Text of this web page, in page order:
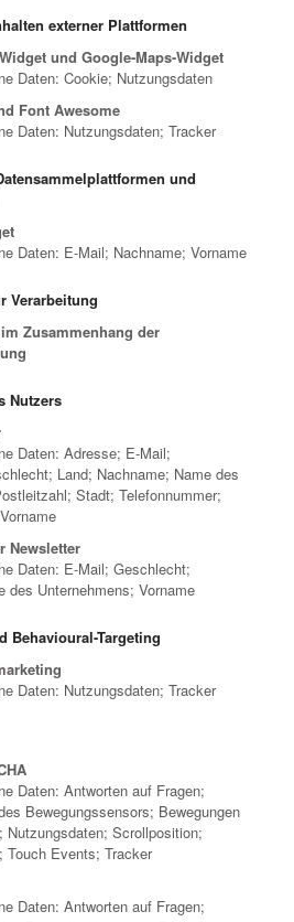
externer Plattformen
und Google-Maps-Widget
Daten: Cookie; Nutzungsdaten
Font Awesome
Daten: Nutzungsdaten; Tracker
und
Daten: E-Mail; Nachname; Vorname
Verarbeitung
Zusammenhang der
Nutzers
Daten: Adresse; E-Mail;
Land; Nachname; Name des
Stadt; Telefonnummer;
Newsletter
Daten: E-Mail; Geschlecht;
des Unternehmens; Vorname
Behavioural-Targeting
Daten: Nutzungsdaten; Tracker
Daten: Antworten auf Fragen;
Bewegungssensors; Bewegungen
Scrollposition;
Touch Events; Tracker
Daten: Antworten auf Fragen;